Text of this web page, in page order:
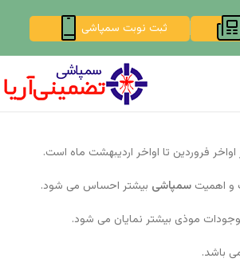
ثبت نوبت سمپاشی
اواخر فروردین تا اواخر اردیبهشت ماه است.
و اهمیت سمپاشی بیشتر احساس می شود.
موذی بیشتر نمایان می شود.
باشد.